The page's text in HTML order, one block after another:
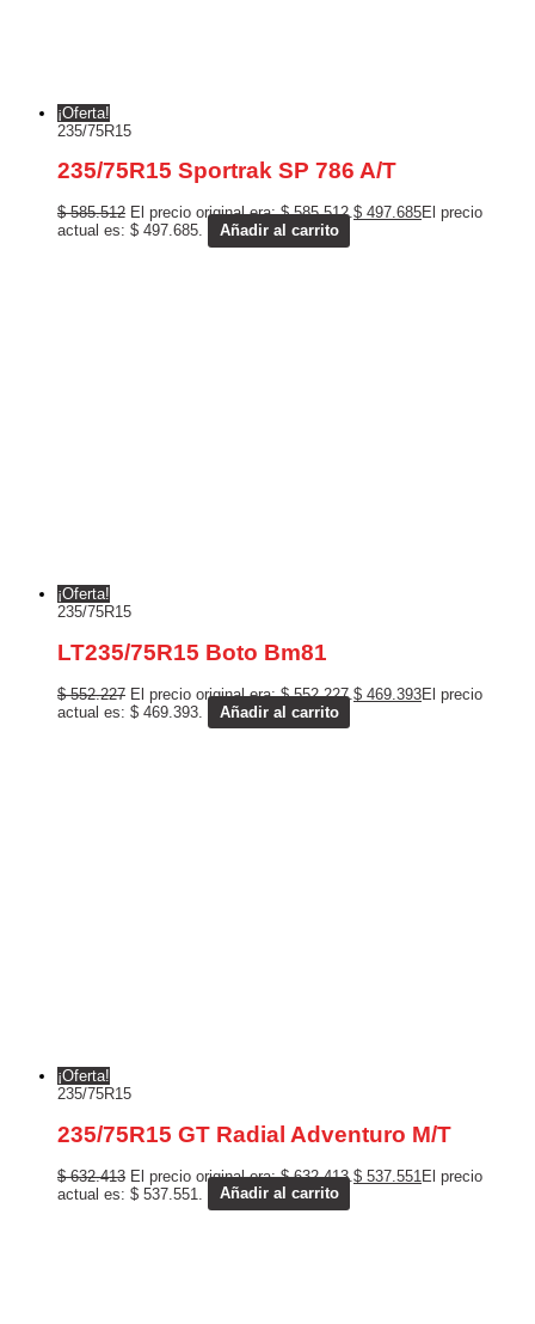
¡Oferta!
235/75R15
235/75R15 Sportrak SP 786 A/T
$585.512 El precio original era: $ 585.512.$ 497.685El precio
actual es: $ 497.685.
Añadir al carrito
¡Oferta!
235/75R15
LT235/75R15 Boto Bm81
$552.227 El precio original era: $ 552.227.$ 469.393El precio
actual es: $ 469.393.
Añadir al carrito
¡Oferta!
235/75R15
235/75R15 GT Radial Adventuro M/T
$632.413 El precio original era: $ 632.413. $ 537.551 El precio
actual es: $ 537.551.
Añadir al carrito